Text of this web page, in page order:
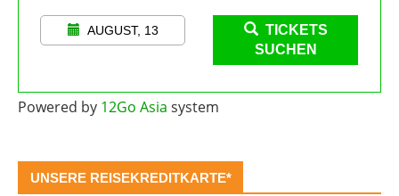
AUGUST, 13
TICKETS
SUCHEN
Powered by 12Go Asia system
UNSERE REISEKREDITKARTE*